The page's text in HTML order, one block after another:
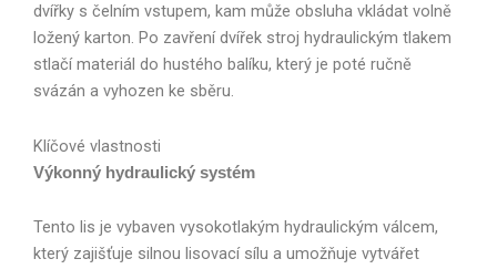
dvířky s čelním vstupem, kam může obsluha vkládat volně
ložený karton. Po zavření dvířek stroj hydraulickým tlakem
stlačí materiál do hustého balíku, který je poté ručně
svázán a vyhozen ke sběru.
Klíčové vlastnosti
Výkonný hydraulický systém
Tento lis je vybaven vysokotlakým hydraulickým válcem,
který zajišťuje silnou lisovací sílu a umožňuje vytvářet